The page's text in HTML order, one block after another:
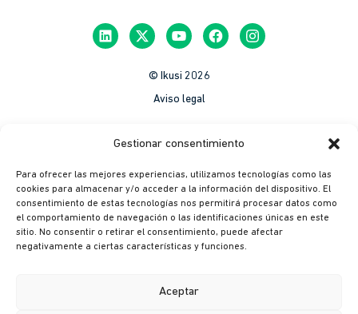
Gestionar consentimiento
Para ofrecer las mejores experiencias, utilizamos tecnologías como las
cookies para almacenar y/o acceder a la información del dispositivo. El
consentimiento de estas tecnologías nos permitirá procesar datos como
el comportamiento de navegación o las identificaciones únicas en este
sitio. No consentir o retirar el consentimiento, puede afectar
negativamente a ciertas características y funciones.
Aceptar
© Ikusi 2026
Aviso legal
Política de Privacidad
México
Colombia
México